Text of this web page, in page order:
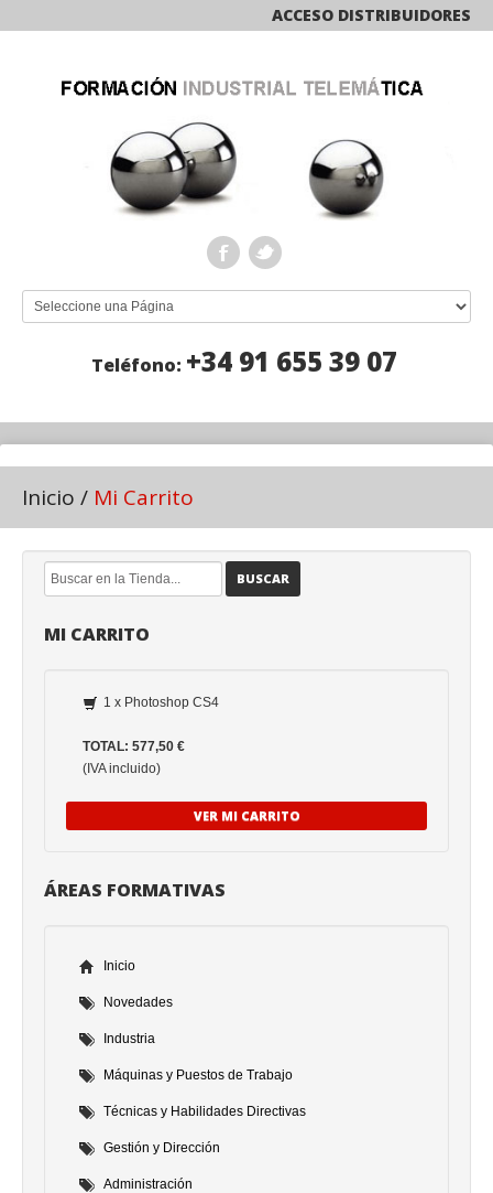
ACCESO DISTRIBUIDORES
Teléfono: +34 91 655 39 07
Inicio / Mi Carrito
BUSCAR
MI CARRITO
1 x Photoshop CS4
TOTAL: 577,50 €
(IVA incluido)
VER MI CARRITO
ÁREAS FORMATIVAS
Inicio
Novedades
Industria
Máquinas y Puestos de Trabajo
Técnicas y Habilidades Directivas
Gestión y Dirección
Administración